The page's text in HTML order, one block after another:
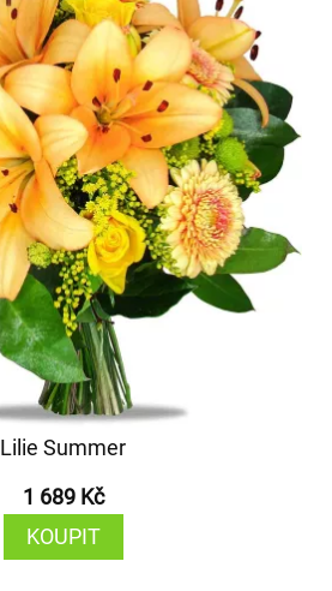
Lilie Summer
1 689 Kč
KOUPIT